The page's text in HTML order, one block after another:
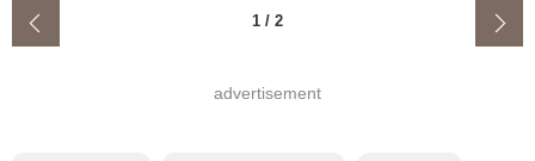
1 / 2
advertisement